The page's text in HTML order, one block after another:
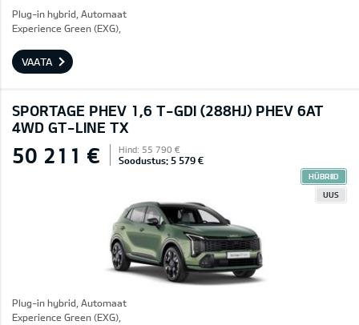
Plug-in hybrid, Automaat
Experience Green (EXG),
VAATA
SPORTAGE PHEV 1,6 T-GDI (288HJ) PHEV 6AT
4WD GT-LINE TX
50 211 € Hind: 55 790 €
Soodustus: 5 579 €
HÜBRIID
UUS
Plug-in hybrid, Automaat
Experience Green (EXG),